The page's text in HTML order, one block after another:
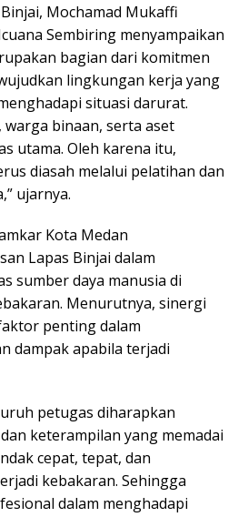
Mochamad Mukaffi
Sembiring menyampaikan
bagian dari komitmen
lingkungan kerja yang
situasi darurat.
warga binaan, serta aset
utama. Oleh karena itu,
diasah melalui pelatihan dan
ujarnya.
Kota Medan
Lapas Binjai dalam
sumber daya manusia di
Menurutnya, sinergi
penting dalam
dampak apabila terjadi
petugas diharapkan
keterampilan yang memadai
cepat, tepat, dan
kebakaran. Sehingga
dalam menghadapi